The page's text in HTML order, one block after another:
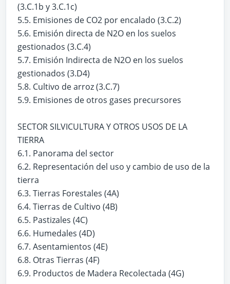
(3.C.1b y 3.C.1c)
5.5. Emisiones de CO2 por encalado (3.C.2)
5.6. Emisión directa de N2O en los suelos
gestionados (3.C.4)
5.7. Emisión Indirecta de N2O en los suelos
gestionados (3.D4)
5.8. Cultivo de arroz (3.C.7)
5.9. Emisiones de otros gases precursores
SECTOR SILVICULTURA Y OTROS USOS DE LA
TIERRA
6.1. Panorama del sector
6.2. Representación del uso y cambio de uso de la
tierra
6.3. Tierras Forestales (4A)
6.4. Tierras de Cultivo (4B)
6.5. Pastizales (4C)
6.6. Humedales (4D)
6.7. Asentamientos (4E)
6.8. Otras Tierras (4F)
6.9. Productos de Madera Recolectada (4G)